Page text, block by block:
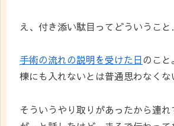
え、付き添い駄目ってどういうこ
手術の流れの説明を受けた日のこ
棟にも入れないとは普通思わなくな
そういうやり取りがあったから連